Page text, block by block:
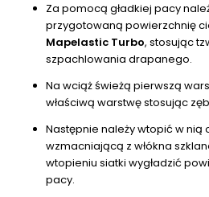
Za pomocą gładkiej pacy
przygotowaną powierzchnię
Mapelastic Turbo, stosując
szpachlowania drapanego.
Na wciąż świeżą pierwszą
właściwą warstwę stosując
Następnie należy wtopić w
wzmacniającą z włókna
wtopieniu siatki wygładzić
pacy.